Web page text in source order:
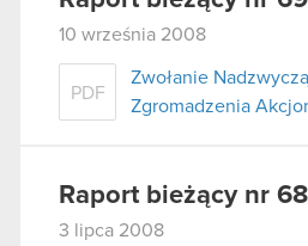
10 września 2008
PDF
Zwołanie
Zgromadzenia
Raport bieżący nr
3 lipca 2008